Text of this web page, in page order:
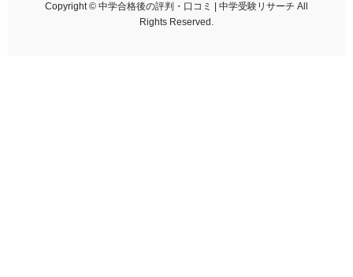
Copyright © 中学合格後の評判・口コミ | 中学受験リサーチ All
Rights Reserved.